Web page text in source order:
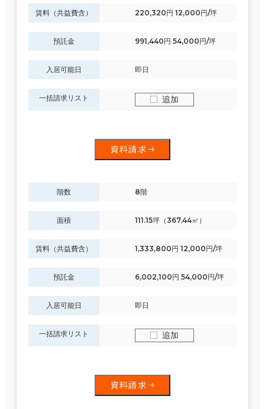
賃料（共益費含） 220,320円 12,000円/坪
預託金 991,440円 54,000円/坪
入居可能日 即日
一括請求リスト 追加
資料請求
階数 8階
面積 111.15坪（367.44㎡）
賃料（共益費含） 1,333,800円 12,000円/坪
預託金 6,002,100円 54,000円/坪
入居可能日 即日
一括請求リスト 追加
資料請求